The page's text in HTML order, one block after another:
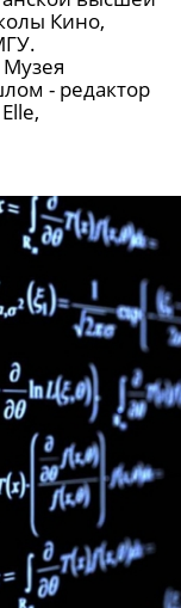
х на
моды и
высшей
Кино,
- редактор